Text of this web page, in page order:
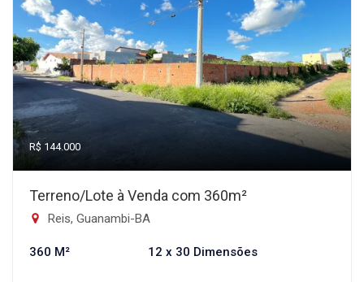
R$ 144.000
Terreno/Lote à Venda com 360m²
Reis, Guanambi-BA
360 M² 12 x 30 Dimensões